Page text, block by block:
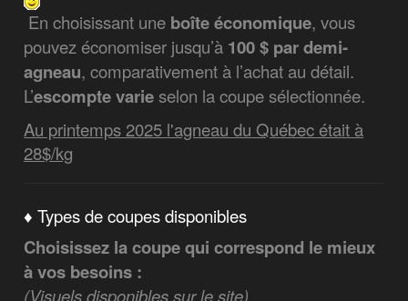
En choisissant une boîte économique, vous
pouvez économiser jusqu’à 100 $ par demi-
agneau, comparativement à l’achat au détail.
L’escompte varieselon la coupe sélectionnée.
Au printemps 2025 l'agneau du Québec était à
28$/kg
♦ Types de coupes disponibles
Choisissez la coupe qui correspond le mieux
à vos besoins :
(Visuels disponibles sur le site)